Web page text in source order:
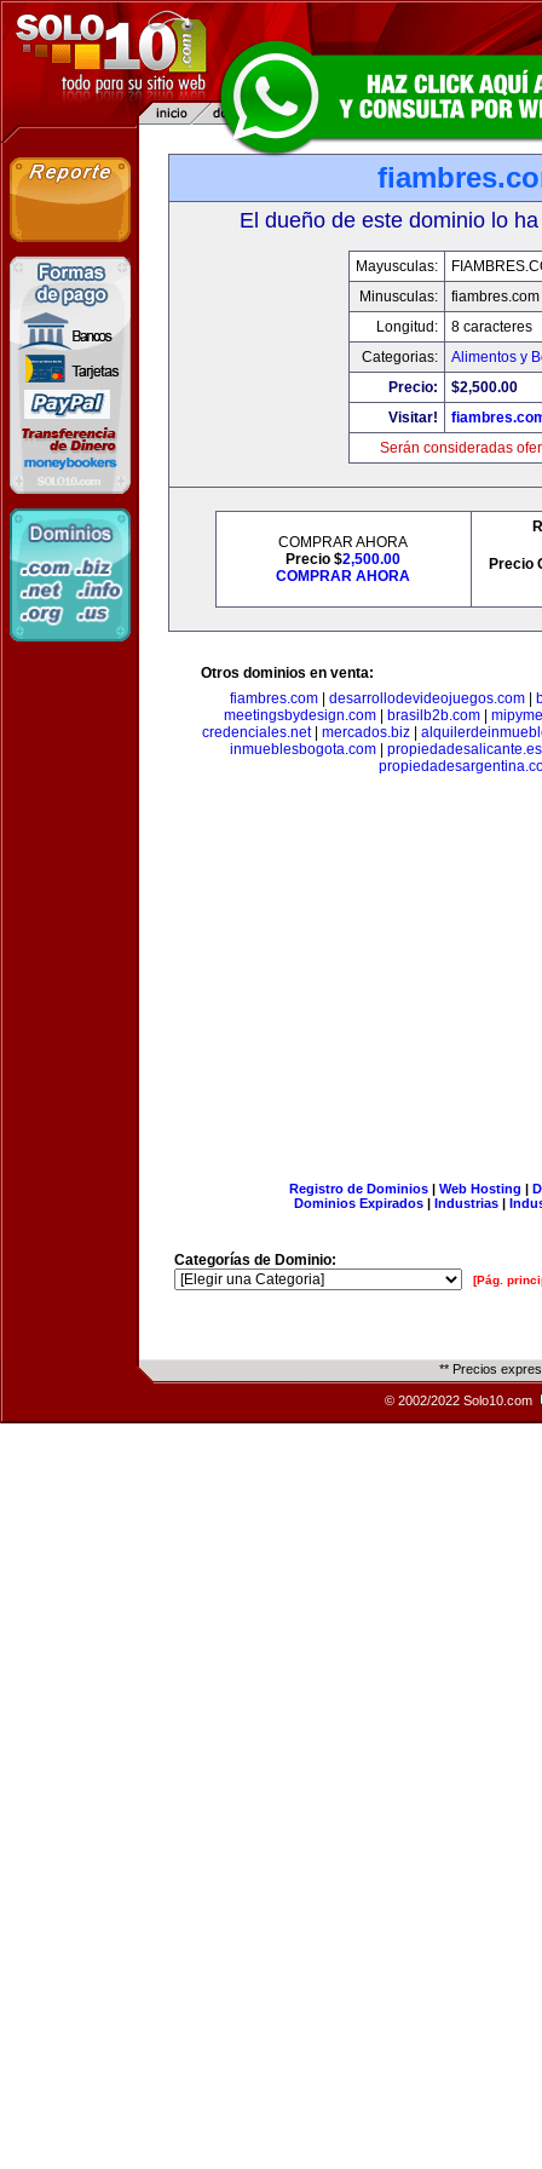
El dueño de este dominio lo
Mayusculas:
Minusculas:
fiambres.com
Longitud:
8 caracteres
Categorias:
Alimentos y
Precio:
$2,500.00
Visitar!
Serán consideradas
COMPRAR AHORA
Precio $2,500.00
COMPRAR AHORA
Precio
Otros dominios en venta:
fiambres.com| desarrollodevideojuegos.com|
meetingsbydesign.com
brasilb2b.com
credenciales.net| mercados.biz
inmueblesbogota.com| propiedadesalicante.es
Registro de Dominios| Web Hosting |
Dominios Expirados | Industrias |
Categorías de Dominio:
[Pág.
** Precios
© 2002/2022 Solo10.com